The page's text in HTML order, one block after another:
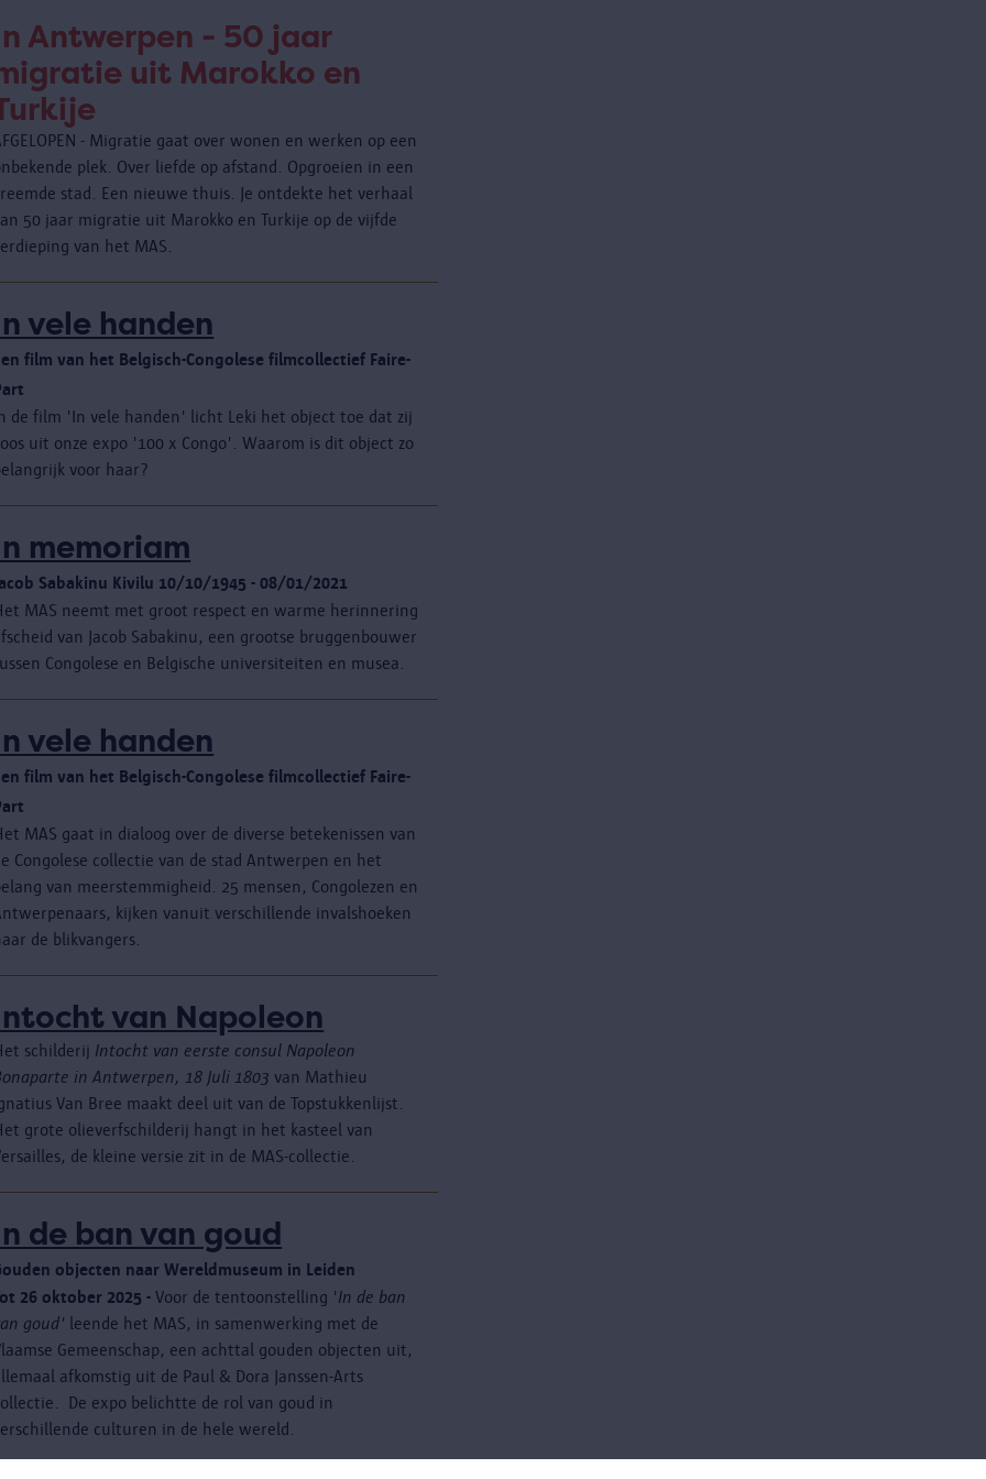
Antwerpen - 50 jaar
uit Marokko en
- Migratie gaat over wonen en werken op een
plek. Over liefde op afstand. Opgroeien in een
stad. Een nieuwe thuis. Je ontdekte het verhaal
50 jaar migratie uit Marokko en Turkije op de vijfde
van het MAS.
vele handen
film van het Belgisch-Congolese filmcollectief Faire-
de film 'In vele handen' licht Leki het object toe dat zij
uit onze expo '100 x Congo'. Waarom is dit object zo
voor haar?
memoriam
Sabakinu Kivilu 10/10/1945 - 08/01/2021
MAS neemt met groot respect en warme herinnering
van Jacob Sabakinu, een grootse bruggenbouwer
Congolese en Belgische universiteiten en musea.
vele handen
film van het Belgisch-Congolese filmcollectief Faire-
MAS gaat in dialoog over de diverse betekenissen van
Congolese collectie van de stad Antwerpen en het
van meerstemmigheid. 25 mensen, Congolezen en
kijken vanuit verschillende invalshoeken
de blikvangers.
van Napoleon
schilderij Intocht van eerste consul Napoleon
in Antwerpen, 18 Juli 1803van Mathieu
Van Bree maakt deel uit van de Topstukkenlijst.
grote olieverfschilderij hangt in het kasteel van
de kleine versie zit in de MAS-collectie.
de ban van goud
objecten naar Wereldmuseum in Leiden
26 oktober 2025 -Voor de tentoonstelling 'In de ban
goud' leende het MAS, in samenwerking met de
Gemeenschap, een achttal gouden objecten uit,
afkomstig uit de Paul & Dora Janssen-Arts
De expo belichtte de rol van goud in
culturen in de hele wereld.